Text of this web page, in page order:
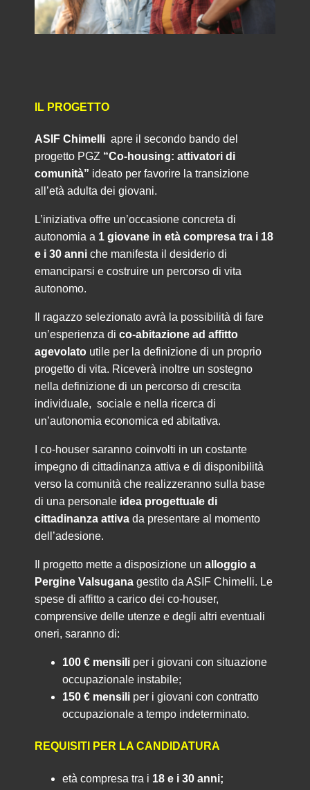
IL PROGETTO
ASIF Chimelli apre il secondo bando del
progetto PGZ “Co-housing: attivatori di
comunità” ideato per favorire la transizione
all’età adulta dei giovani.
L’iniziativa offre un’occasione concreta di
autonomia a 1 giovane in età compresa tra i 18
e i 30 anni che manifesta il desiderio di
emanciparsi e costruire un percorso di vita
autonomo.
Il ragazzo selezionato avrà la possibilità di fare
un’esperienza di co-abitazione ad affitto
agevolato utile per la definizione di un proprio
progetto di vita. Riceverà inoltre un sostegno
nella definizione di un percorso di crescita
individuale, sociale e nella ricerca di
un’autonomia economica ed abitativa.
I co-houser saranno coinvolti in un costante
impegno di cittadinanza attiva e di disponibilità
verso la comunità che realizzeranno sulla base
di una personale idea progettuale di
cittadinanza attiva da presentare al momento
dell’adesione.
Il progetto mette a disposizione un alloggio a
Pergine Valsugana gestito da ASIF Chimelli. Le
spese di affitto a carico dei co-houser,
comprensive delle utenze e degli altri eventuali
oneri, saranno di:
100 € mensili per i giovani con situazione
occupazionale instabile;
150 € mensili per i giovani con contratto
occupazionale a tempo indeterminato.
REQUISITI PER LA CANDIDATURA
età compresa tra i 18 e i 30 anni;